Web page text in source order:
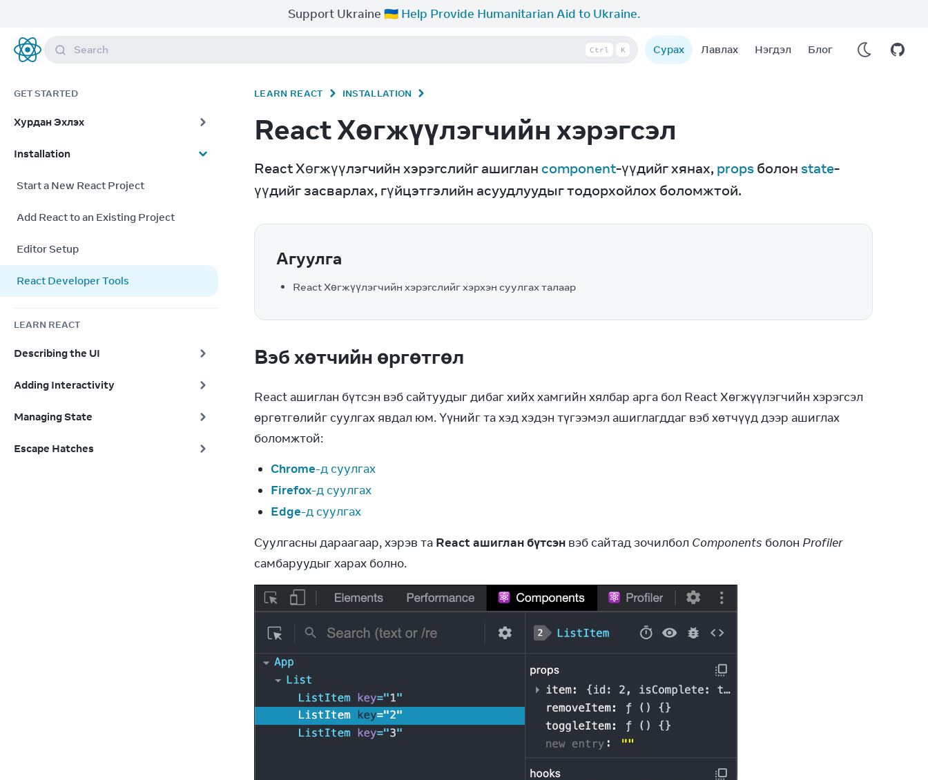
Support Ukraine 🇺🇦 Help Provide Humanitarian Aid to Ukraine.
React
Search Ctrl K Сурах Лавлах Нэгдэл Блог
GET STARTED
Хурдан Эхлэх
Installation
Start a New React Project
Add React to an Existing Project
Editor Setup
React Developer Tools
LEARN REACT
Describing the UI
Adding Interactivity
Managing State
Escape Hatches
LEARN REACT INSTALLATION
React Хөгжүүлэгчийн хэрэгсэл
React Хөгжүүлэгчийн хэрэгслийг ашиглан component-үүдийг хянах, props болон state-
үүдийг засварлах, гүйцэтгэлийн асуудлуудыг тодорхойлох боломжтой.
Агуулга
React Хөгжүүлэгчийн хэрэгслийг хэрхэн суулгах талаар
Вэб хөтчийн өргөтгөл
React ашиглан бүтсэн вэб сайтуудыг дибаг хийх хамгийн хялбар арга бол React Хөгжүүлэгчийн хэрэгсэл
өргөтгөлийг суулгах явдал юм. Үүнийг та хэд хэдэн түгээмэл ашиглагддаг вэб хөтчүүд дээр ашиглах
боломжтой:
Chrome-д суулгах
Firefox-д суулгах
Edge-д суулгах
Суулгасны дараагаар, хэрэв та React ашиглан бүтсэн вэб сайтад зочилбол Components болон Profiler
самбаруудыг харах болно.